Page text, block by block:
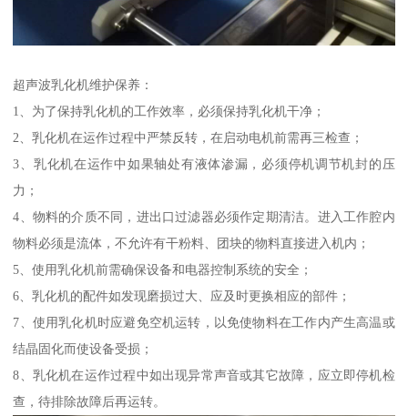
超声波乳化机维护保养：
1、为了保持乳化机的工作效率，必须保持乳化机干净；
2、乳化机在运作过程中严禁反转，在启动电机前需再三检查；
3、乳化机在运作中如果轴处有液体渗漏，必须停机调节机封的压
力；
4、物料的介质不同，进出口过滤器必须作定期清洁。进入工作腔内
物料必须是流体，不允许有干粉料、团块的物料直接进入机内；
5、使用乳化机前需确保设备和电器控制系统的安全；
6、乳化机的配件如发现磨损过大、应及时更换相应的部件；
7、使用乳化机时应避免空机运转，以免使物料在工作内产生高温或
结晶固化而使设备受损；
8、乳化机在运作过程中如出现异常声音或其它故障，应立即停机检
查，待排除故障后再运转。